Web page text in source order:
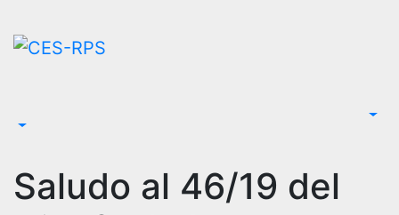
contenido
Saludo al 46/19 del